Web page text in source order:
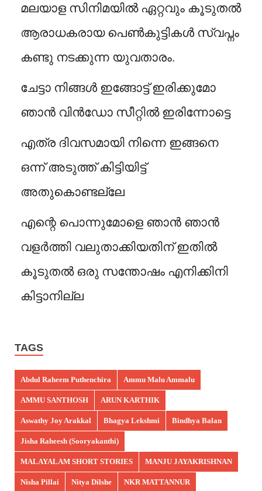
മലയാള സിനിമയിൽ ഏറ്റവും കൂടുതൽ
ആരാധകരായ പെൺകുട്ടികൾ സ്വപ്നം
കണ്ടു നടക്കുന്ന യുവതാരം.
ചേട്ടാ നിങ്ങൾ ഇങ്ങോട്ട് ഇരിക്കുമോ
ഞാൻ വിൻഡോ സീറ്റിൽ ഇരിന്നോട്ടെ
എത്ര ദിവസമായി നിന്നെ ഇങ്ങനെ
ഒന്ന് അടുത്ത് കിട്ടിയിട്ട്
അതുകൊണ്ടല്ലേ
എന്റെ പൊന്നുമോളെ ഞാൻ ഞാൻ
വളർത്തി വലുതാക്കിയതിന് ഇതിൽ
കൂടുതൽ ഒരു സന്തോഷം എനിക്കിനി
കിട്ടാനില്ല
TAGS
Abdul Raheem Puthenchira Ammu Malu Ammalu
AMMU SANTHOSH ARUN KARTHIK
Aswathy Joy Arakkal Bhagya Lekshmi Bindhya Balan
Jisha Raheesh (Sooryakanthi)
MALAYALAM SHORT STORIES MANJU JAYAKRISHNAN
Nisha Pillai Nitya Dilshe NKR MATTANNUR